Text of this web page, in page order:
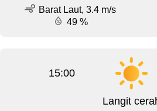
Barat Laut, 3.4 m/s
49 %
15:00
Langit